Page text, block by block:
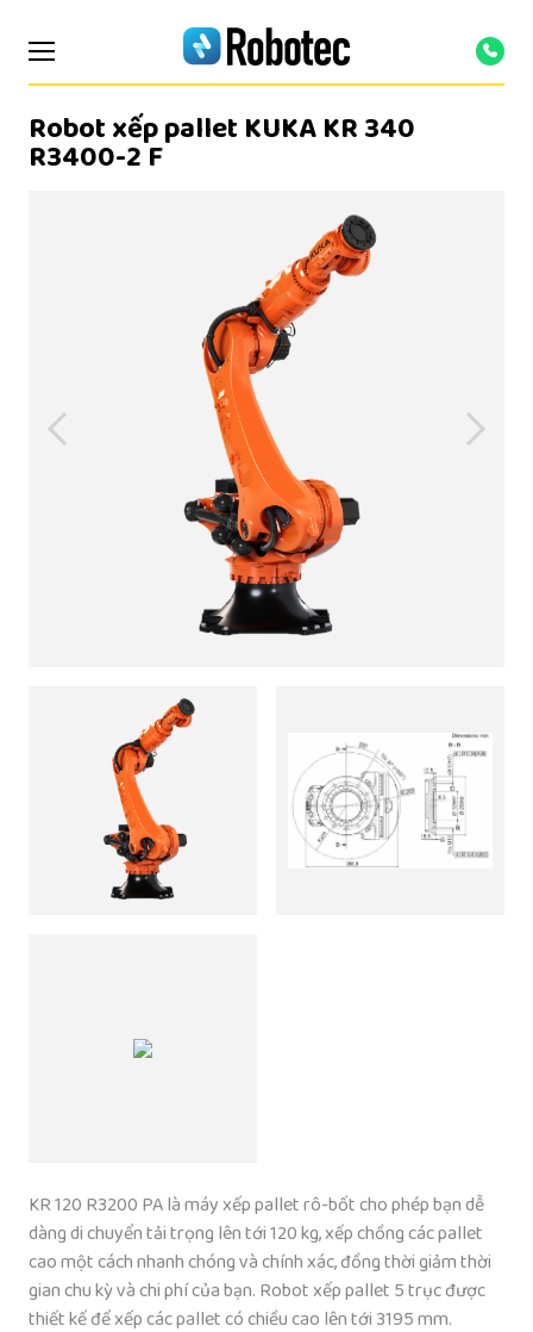
Robot xếp pallet KUKA KR 340
R3400-2 F
KR 120 R3200 PA là máy xếp pallet rô-bốt cho phép bạn dễ
dàng di chuyển tải trọng lên tới 120 kg, xếp chồng các pallet
cao một cách nhanh chóng và chính xác, đồng thời giảm thời
gian chu kỳ và chi phí của bạn. Robot xếp pallet 5 trục được
thiết kế để xếp các pallet có chiều cao lên tới 3195 mm.